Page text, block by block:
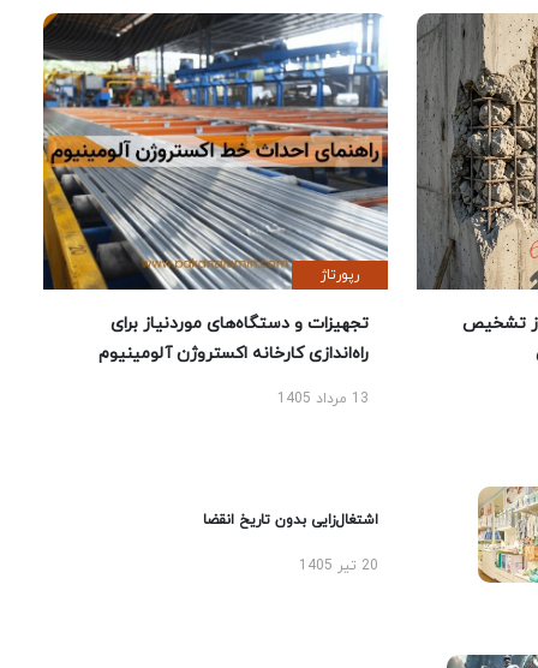
تشخیص
رپورتاژ
تجهیزات و دستگاه‌های موردنیاز برای
راه‌اندازی کارخانه اکستروژن آلومینیوم
13 مرداد 1405
اشتغال‌زایی بدون تاریخ انقضا
20 تیر 1405